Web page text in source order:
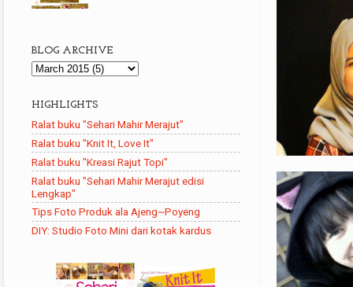
BLOG ARCHIVE
HIGHLIGHTS
Ralat buku "Sehari Mahir Merajut"
Ralat buku "Knit It, Love It"
Ralat buku "Kreasi Rajut Topi"
Ralat buku "Sehari Mahir Merajut edisi
Lengkap"
Tips Foto Produk ala Ajeng~Poyeng
DIY: Studio Foto Mini dari kotak kardus